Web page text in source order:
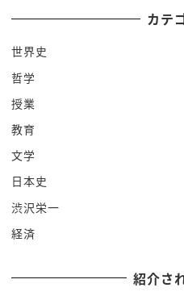
想想看 他把董卓殺了以後怎
單槍匹馬的能去哪
真的是…
呂布做了件很不得了的事
這邊大家聽好
在打袁術時 劉備和關羽得出
出門前交代張飛「城就交給
「我和關羽要出城去打袁術
「這種時候就靠我張飛吧」
カテ
世界史
哲学
授業
教育
文学
日本史
渋沢栄一
経済
紹介さ